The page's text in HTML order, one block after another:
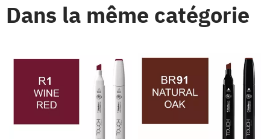
Dans la même catégorie